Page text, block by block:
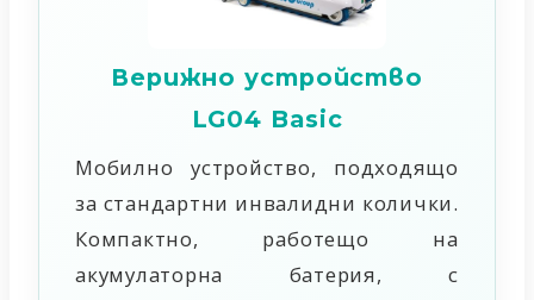
Верижно устройство
LG04 Basic
Мобилно устройство, подходящо
за стандартни инвалидни колички.
Компактно, работещо на
акумулаторна батерия, с